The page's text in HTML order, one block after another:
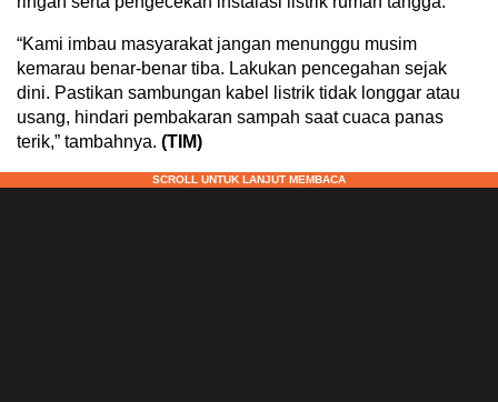
“Kami imbau masyarakat jangan menunggu musim
kemarau benar-benar tiba. Lakukan pencegahan sejak
dini. Pastikan sambungan kabel listrik tidak longgar atau
usang, hindari pembakaran sampah saat cuaca panas
terik,” tambahnya. (TIM)